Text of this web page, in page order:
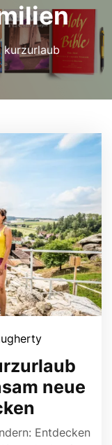
kurzurlaub
neue
Entdecken